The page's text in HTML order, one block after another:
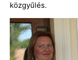
közgyűlés.